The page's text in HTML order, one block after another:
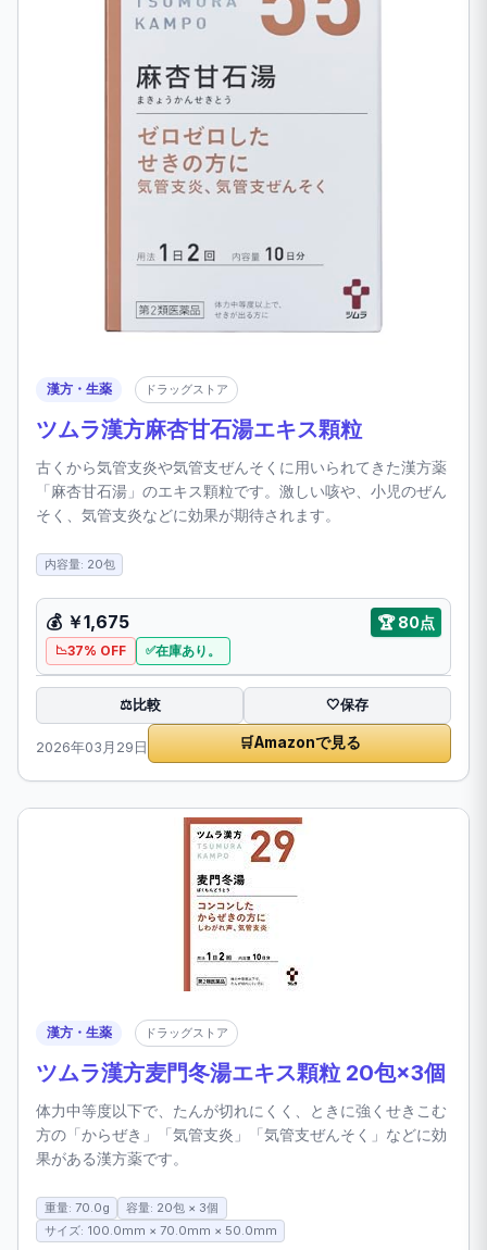
漢方・生薬 ドラッグストア
ツムラ漢方麻杏甘石湯エキス顆粒
古くから気管支炎や気管支ぜんそくに用いられてきた漢方薬
「麻杏甘石湯」のエキス顆粒です。激しい咳や、小児のぜん
そく、気管支炎などに効果が期待されます。
内容量: 20包
💰 ￥1,675 🏆 80点
37% OFF 在庫あり。
⚖️比較 🤍保存
2026年03月29日 🛒Amazonで見る
漢方・生薬 ドラッグストア
ツムラ漢方麦門冬湯エキス顆粒 20包×3個
体力中等度以下で、たんが切れにくく、ときに強くせきこむ
方の「からぜき」「気管支炎」「気管支ぜんそく」などに効
果がある漢方薬です。
重量: 70.0g
容量: 20包 × 3個
サイズ: 100.0mm × 70.0mm × 50.0mm